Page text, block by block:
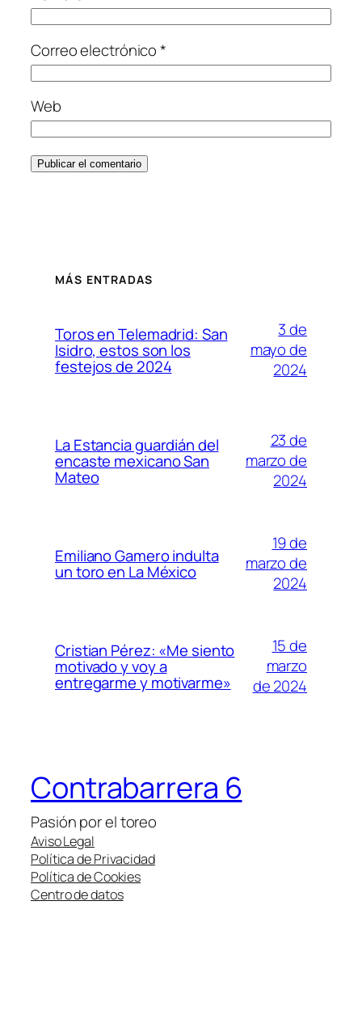
Correo electrónico*
Web
MÁS ENTRADAS
Toros en Telemadrid: San
Isidro, estos son los
festejos de 2024
3 de
mayo de
2024
La Estancia guardián del
encaste mexicano San
Mateo
23 de
marzo de
2024
Emiliano Gamero indulta
un toro en La México
19 de
marzo de
2024
Cristian Pérez: «Me siento
motivado y voy a
entregarme y motivarme»
15 de
marzo
de 2024
Contrabarrera 6
Pasión por el toreo
Aviso Legal
Política de Privacidad
Política de Cookies
Centro de datos